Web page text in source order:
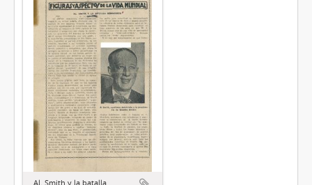
Al. Smith y la batalla